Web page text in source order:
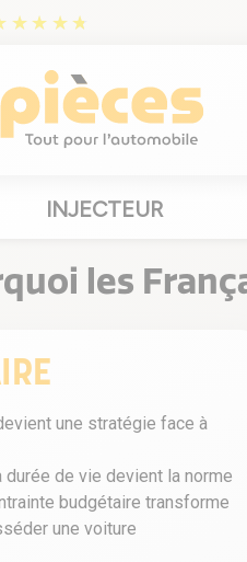
INJECTEUR
les
une stratégie face à
durée de vie devient la norme
budgétaire transforme
une voiture